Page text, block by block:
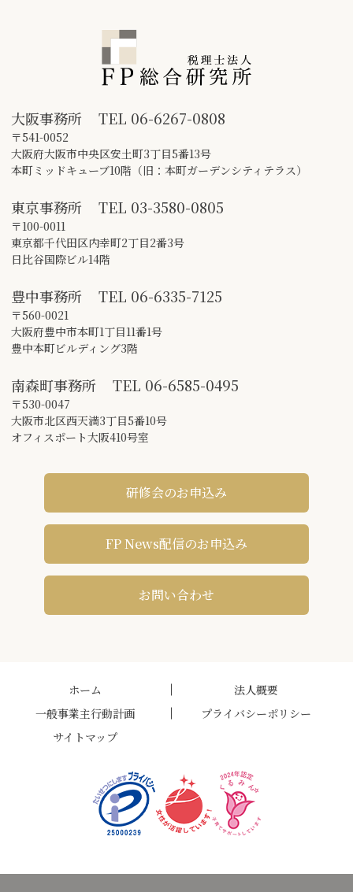
大阪事務所 TEL 06-6267-0808
〒541-0052
大阪府大阪市中央区安土町3丁目5番13号
本町ミッドキューブ10階（旧：本町ガーデンシティテラス）
東京事務所 TEL 03-3580-0805
〒100-0011
東京都千代田区内幸町2丁目2番3号
日比谷国際ビル14階
豊中事務所 TEL 06-6335-7125
〒560-0021
大阪府豊中市本町1丁目11番1号
豊中本町ビルディング3階
南森町事務所 TEL 06-6585-0495
〒530-0047
大阪市北区西天満3丁目5番10号
オフィスポート大阪410号室
研修会のお申込み
FP News配信のお申込み
お問い合わせ
ホーム
法人概要
一般事業主行動計画
プライバシーポリシー
サイトマップ